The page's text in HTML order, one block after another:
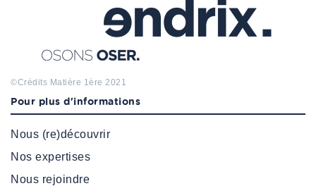
©Crédits Matière 1ère 2021
Pour plus d'informations
Nous (re)découvrir
Nos expertises
Nous rejoindre